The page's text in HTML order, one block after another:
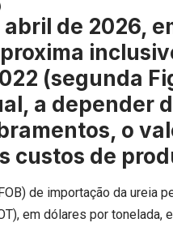
de 2026,
(segunda
a depender
o
custos de
de importação da ureia
em dólares por tonelada,